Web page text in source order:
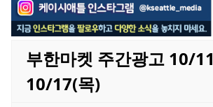
부한마켓 주간광고 10/
10/17(목)